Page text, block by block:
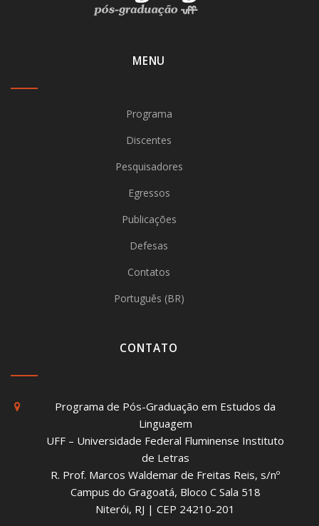
MENU
Programa
Discentes
Pesquisadores
Egressos
Publicações
Defesas
Contatos
Português (BR)
CONTATO
Programa de Pós-Graduação em Estudos da
Linguagem
UFF – Universidade Federal Fluminense Instituto
de Letras
R. Prof. Marcos Waldemar de Freitas Reis, s/nº
Campus do Gragoatá, Bloco C Sala 518
Niterói, RJ | CEP 24210-201